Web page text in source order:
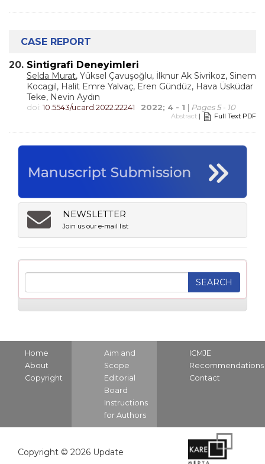
CASE REPORT
20. Sintigrafi Deneyimleri
Selda Murat, Yüksel Çavuşoğlu, İlknur Ak Sivrikoz, Sinem
Kocagil, Halit Emre Yalvaç, Eren Gündüz, Hava Üsküdar
Teke, Nevin Aydın
doi:10.5543/ucard.2022.22241 2022; 4 - 1 | Pages 5 - 10
Abstract | Full Text PDF
NEWSLETTER
Join us our e-mail list
Home
About
Copyright
Aim and
Scope
Editorial
Board
Instructions
for Authors
ICMJE
Recommendations
Contact
Copyright © 2026 Update